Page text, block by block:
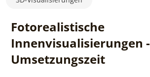
Fotorealistische
Innenvisualisierungen
Umsetzungszeit